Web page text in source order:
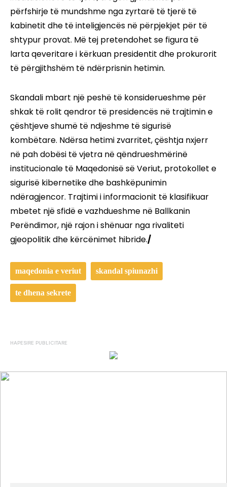
përfshirje të mundshme nga zyrtarë të tjerë të
kabinetit dhe të inteligjencës në përpjekjet për të
shtypur provat. Më tej pretendohet se figura të
larta qeveritare i kërkuan presidentit dhe prokurorit
të përgjithshëm të ndërprisnin hetimin.
Skandali mbart një peshë të konsiderueshme për
shkak të rolit qendror të presidencës në trajtimin e
çështjeve shumë të ndjeshme të sigurisë
kombëtare. Ndërsa hetimi zvarritet, çështja nxjerr
në pah dobësi të vjetra në qëndrueshmërinë
institucionale të Maqedonisë së Veriut, protokollet e
sigurisë kibernetike dhe bashkëpunimin
ndëragjencor. Trajtimi i informacionit të klasifikuar
mbetet një sfidë e vazhdueshme në Ballkanin
Perëndimor, një rajon i shënuar nga rivaliteti
gjeopolitik dhe kërcënimet hibride./
maqedonia e veriut skandal spiunazhi
te dhena sekrete